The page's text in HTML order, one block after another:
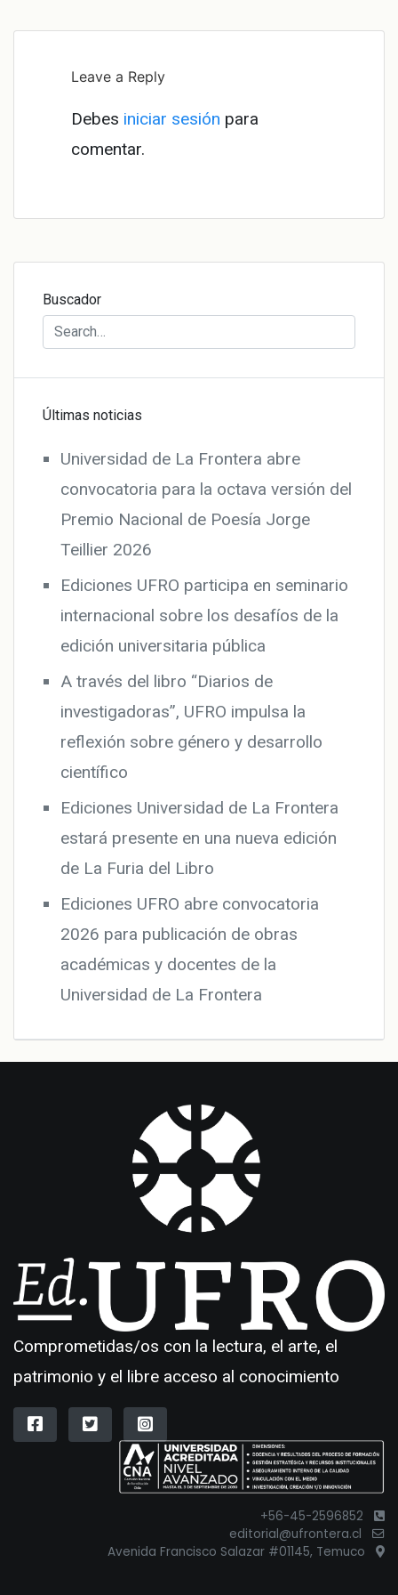
Leave a Reply
Debes iniciar sesión para
comentar.
Buscador
Últimas noticias
Universidad de La Frontera abre
convocatoria para la octava versión del
Premio Nacional de Poesía Jorge
Teillier 2026
Ediciones UFRO participa en seminario
internacional sobre los desafíos de la
edición universitaria pública
A través del libro “Diarios de
investigadoras”, UFRO impulsa la
reflexión sobre género y desarrollo
científico
Ediciones Universidad de La Frontera
estará presente en una nueva edición
de La Furia del Libro
Ediciones UFRO abre convocatoria
2026 para publicación de obras
académicas y docentes de la
Universidad de La Frontera
Comprometidas/os con la lectura, el arte, el
patrimonio y el libre acceso al conocimiento
+56-45-2596852
editorial@ufrontera.cl
Avenida Francisco Salazar #01145, Temuco